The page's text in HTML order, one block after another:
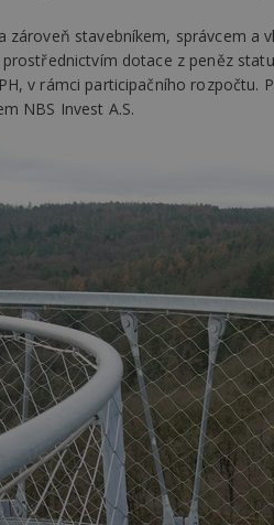
zároveň stavebníkem, správcem a
dotace z peněz
v rámci participačního rozpočtu.
NBS Invest A.S.
Provider
uid
test_cookie
id
Název
sssp_session
Název
ui
cct
_hjSession_170189
Gtest
bm2uu
cct
ibbid